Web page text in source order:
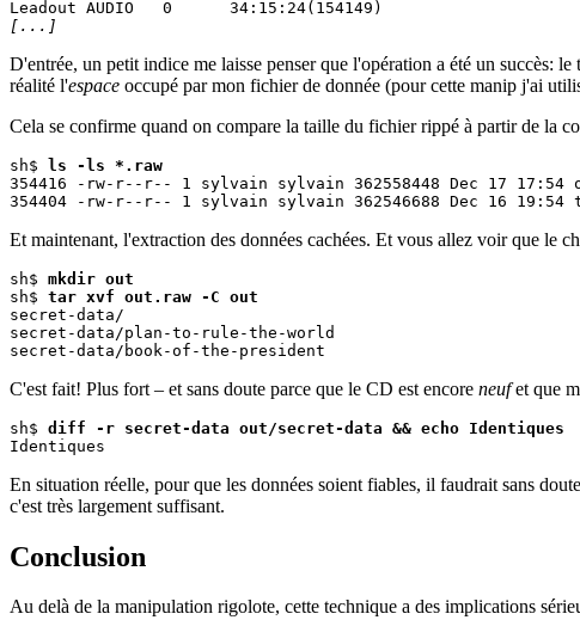
[...]
D'entrée, un petit indice me laisse penser que l'opération a été un succès: le
réalité l'espace occupé par mon fichier de donnée (pour cette manip j'ai
Cela se confirme quand on compare la taille du fichier rippé à partir de la
sh$ ls -ls *.raw
354416 -rw-r--r-- 1 sylvain sylvain 362558448 Dec 17 17:54
Et maintenant, l'extraction des données cachées. Et vous allez voir que le
sh$ mkdir out
sh$ tar xvf out.raw -C out
secret-data/
secret-data/plan-to-rule-the-world
C'est fait! Plus fort – et sans doute parce que le CD est encore neufet que
sh$ diff -r secret-data out/secret-data && echo Identiques
En situation réelle, pour que les données soient fiables, il faudrait sans
c'est très largement suffisant.
Conclusion
Au delà de la manipulation rigolote, cette technique a des implications